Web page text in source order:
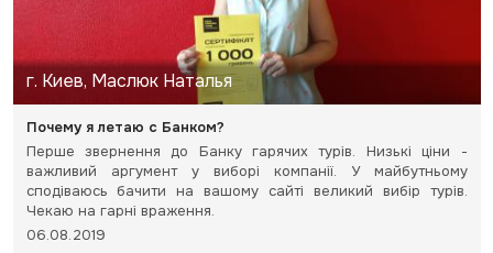
г. Киев, Маслюк Наталья
Почему я летаю с Банком?
Перше звернення до Банку гарячих турів. Низькі ціни -
важливий аргумент у виборі компанії. У майбутньому
сподіваюсь бачити на вашому сайті великий вибір турів.
Чекаю на гарні враження.
06.08.2019